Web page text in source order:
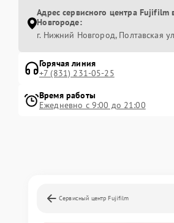
Адрес сервисного центра
Новгороде:
г. Нижний Новгород, Полтавская
Горячая линия
+7 (831) 231-05-25
Время работы
Ежедневно с 9:00 до 21:00
Сервисный центр Fujifilm